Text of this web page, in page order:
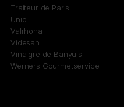
Traiteur de Paris
Unio
Valrhona
Videsan
Vinaigre de Banyuls
Werners Gourmetservice